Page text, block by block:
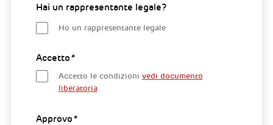
Hai un rappresentante legale?
Ho un rappresentante legale
Accetto*
Accetto le condizioni vedi documento
liberatoria
Approvo*